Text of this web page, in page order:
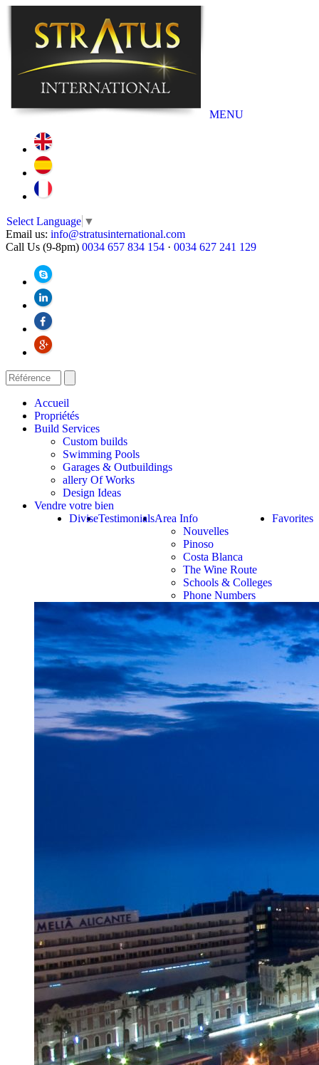
MENU
Select Language ▼
Email us: info@stratusinternational.com
Call Us (9-8pm) 0034 657 834 154 · 0034 627 241 129
Accueil
Propriétés
Build Services
Custom builds
Swimming Pools
Garages & Outbuildings
allery Of Works
Design Ideas
Vendre votre bien
Favorites
Area Info
Nouvelles
Pinoso
Costa Blanca
The Wine Route
Schools & Colleges
Phone Numbers
Testimonials
Divise